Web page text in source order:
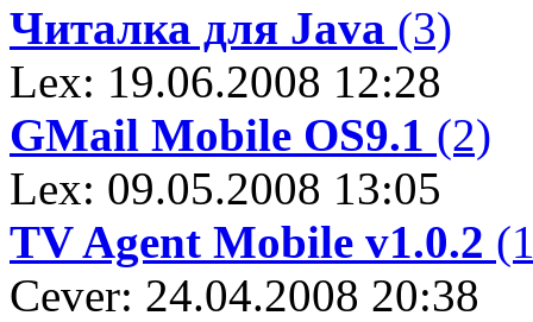
Читалка для Java (3)
Lex: 19.06.2008 12:28
GMail Mobile OS9.1 (2)
Lex: 09.05.2008 13:05
TV Agent Mobile v1.0.2
Cever: 24.04.2008 20:38